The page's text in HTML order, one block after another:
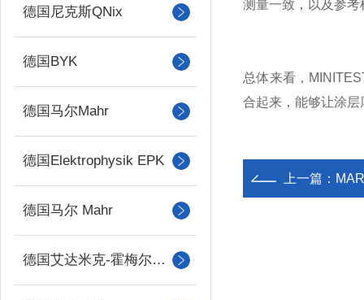
德国尼克斯QNix
德国BYK
德国马尔Mahr
德国Elektrophysik EPK
德国马尔 Mahr
德国艾达米克-霍梅尔Hommel
测量一致，以及参
总体来看，
合起来，能够让涂
上一篇：